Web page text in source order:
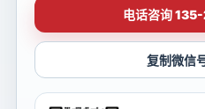
电话咨询
复制微信